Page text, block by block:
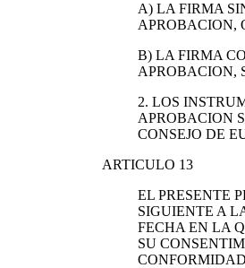
A) LA FIRMA
APROBACION,
B) LA FIRMA
APROBACION,
2. LOS
APROBACION
CONSEJO DE
ARTICULO 13
EL PRESENTE
SIGUIENTE A
FECHA EN LA
SU